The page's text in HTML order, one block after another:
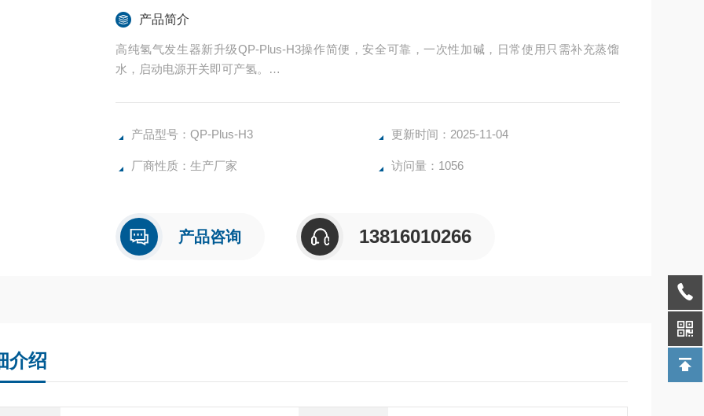
产品简介
高纯氢气发生器新升级QP-Plus-H3操作简便，安全可靠，一次性加碱，日常使用只需补充蒸馏
水，启动电源开关即可产氢。
产品型号：QP-Plus-H3
更新时间：2025-11-04
厂商性质：生产厂家 访问量：1056
产品咨询 13816010266
介绍